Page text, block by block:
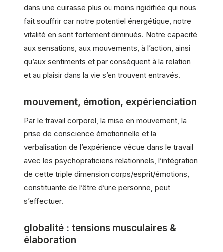
dans une cuirasse plus ou moins rigidifiée qui nous
fait souffrir car notre potentiel énergétique, notre
vitalité en sont fortement diminués. Notre capacité
aux sensations, aux mouvements, à l’action, ainsi
qu’aux sentiments et par conséquent à la relation
et au plaisir dans la vie s’en trouvent entravés.
mouvement, émotion, expérienciation
Par le travail corporel, la mise en mouvement, la
prise de conscience émotionnelle et la
verbalisation de l’expérience vécue dans le travail
avec les psychopraticiens relationnels, l’intégration
de cette triple dimension corps/esprit/émotions,
constituante de l’être d’une personne, peut
s’effectuer.
globalité : tensions musculaires &
élaboration